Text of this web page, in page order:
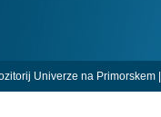
Univerze na Primorskem |